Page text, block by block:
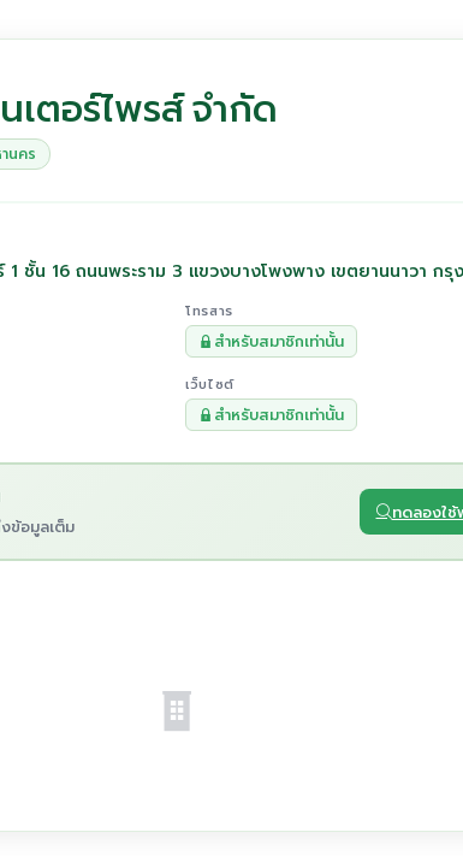
เตอร์ไพรส์ จำกัด
นคร
ชั้น 16 ถนนพระราม 3 แขวงบางโพงพาง เขตยานนาวา กรุ
โทรสาร
สำหรับสมาชิกเท่านั้น
เว็บไซต์
สำหรับสมาชิกเท่านั้น
ข้อมูลเต็ม
ทดลองใช้